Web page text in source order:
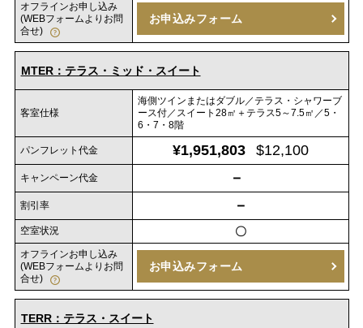
オフラインお申し込み
(WEBフォームよりお問
合せ)
お申込みフォーム
MTER：テラス・ミッド・スイート
客室仕様
海側ツインまたはダブル／テラス・シャワーブ
ース付／スイート28㎡＋テラス5～7.5㎡／5・
6・7・8階
パンフレット代金 ¥1,951,803 $12,100
キャンペーン代金 －
割引率 －
空室状況 〇
オフラインお申し込み
(WEBフォームよりお問
合せ)
お申込みフォーム
TERR：テラス・スイート